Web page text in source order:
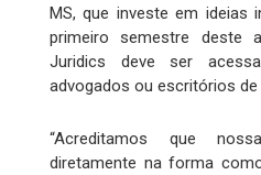
MS, que investe em ideias
primeiro semestre deste
Juridics deve ser
advogados ou escritórios de
“Acreditamos que
diretamente na forma